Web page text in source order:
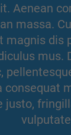
Aenean
massa.
magnis dis
mus.
consequat
justo,